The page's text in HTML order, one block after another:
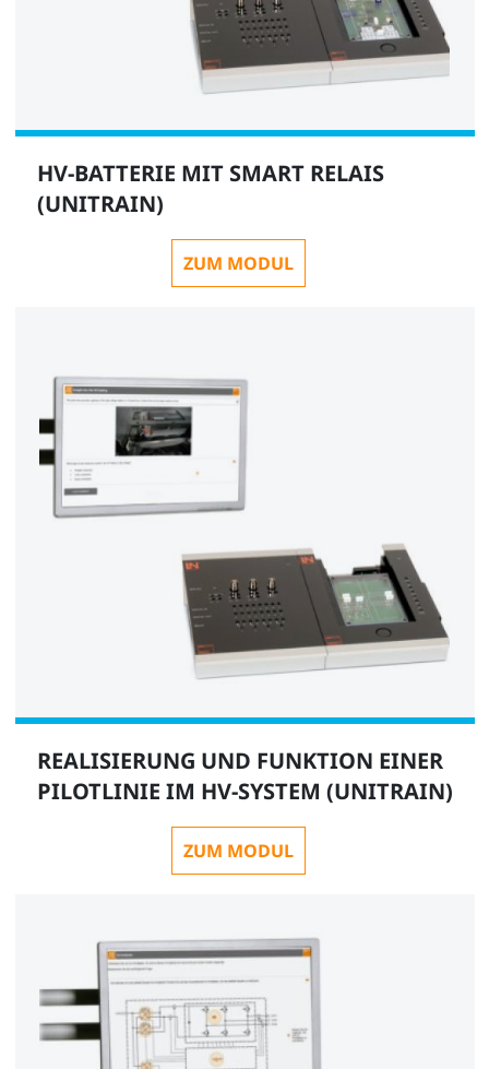
HV-BATTERIE MIT SMART RELAIS
(UNITRAIN)
ZUM MODUL
REALISIERUNG UND FUNKTION EINER
PILOTLINIE IM HV-SYSTEM (UNITRAIN)
ZUM MODUL